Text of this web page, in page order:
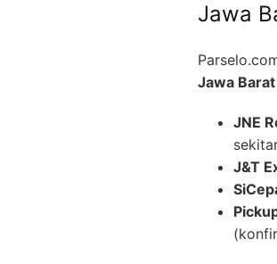
Jawa
Jawa Barat
JNE
J&T